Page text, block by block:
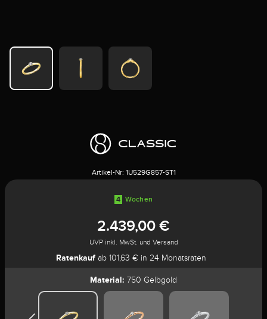
Artikel-Nr: 1U529G857-ST1
4 Wochen
2.439,00 €
UVP inkl. MwSt. und Versand
Ratenkauf ab 101,63 € in 24 Monatsraten
Material: 750 Gelbgold